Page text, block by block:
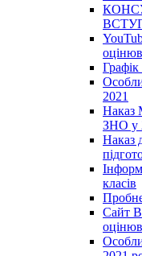
2021
Наказ
ЗНО у
Наказ
класів
Сайт